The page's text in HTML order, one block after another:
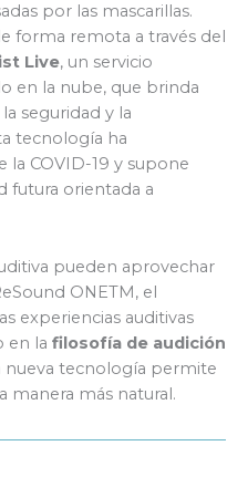
por las mascarillas.
forma remota a través del
Live, un servicio
en la nube, que brinda
seguridad y la
tecnología ha
la COVID-19 y supone
futura orientada a
pueden aprovechar
ONETM, el
experiencias auditivas
en la filosofía de audición
nueva tecnología permite
manera más natural.